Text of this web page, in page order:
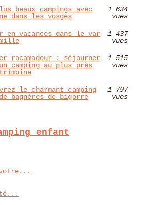
beaux campings avec
dans les vosges
1 634
vues
en vacances dans le var
1 437
vues
rocamadour : séjourner
camping au plus près
1 515
vues
le charmant camping
bagnères de bigorre
1 797
vues
enfant
votre...